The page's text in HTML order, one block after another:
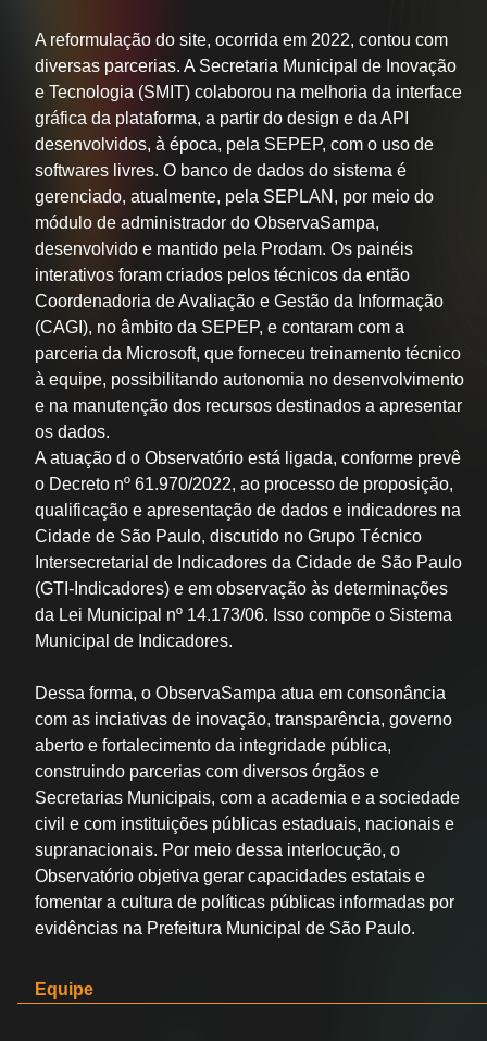
A reformulação do site, ocorrida em 2022, contou com
diversas parcerias. A Secretaria Municipal de Inovação
e Tecnologia (SMIT) colaborou na melhoria da interface
gráfica da plataforma, a partir do design e da API
desenvolvidos, à época, pela SEPEP, com o uso de
softwares livres. O banco de dados do sistema é
gerenciado, atualmente, pela SEPLAN, por meio do
módulo de administrador do ObservaSampa,
desenvolvido e mantido pela Prodam. Os painéis
interativos foram criados pelos técnicos da então
Coordenadoria de Avaliação e Gestão da Informação
(CAGI), no âmbito da SEPEP, e contaram com a
parceria da Microsoft, que forneceu treinamento técnico
à equipe, possibilitando autonomia no desenvolvimento
e na manutenção dos recursos destinados a apresentar
os dados.
A atuação d o Observatório está ligada, conforme prevê
o Decreto nº 61.970/2022, ao processo de proposição,
qualificação e apresentação de dados e indicadores na
Cidade de São Paulo, discutido no Grupo Técnico
Intersecretarial de Indicadores da Cidade de São Paulo
(GTI-Indicadores) e em observação às determinações
da Lei Municipal nº 14.173/06. Isso compõe o Sistema
Municipal de Indicadores.
Dessa forma, o ObservaSampa atua em consonância
com as inciativas de inovação, transparência, governo
aberto e fortalecimento da integridade pública,
construindo parcerias com diversos órgãos e
Secretarias Municipais, com a academia e a sociedade
civil e com instituições públicas estaduais, nacionais e
supranacionais. Por meio dessa interlocução, o
Observatório objetiva gerar capacidades estatais e
fomentar a cultura de políticas públicas informadas por
evidências na Prefeitura Municipal de São Paulo.
Equipe